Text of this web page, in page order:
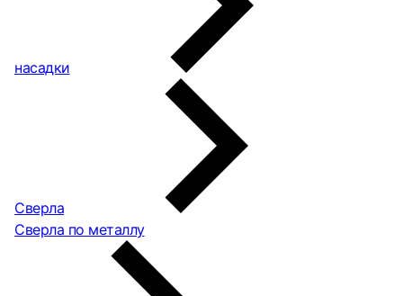
насадки
Сверла
Сверла по металлу